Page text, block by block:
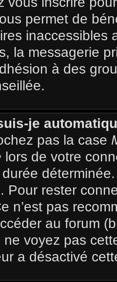
permet de
inaccessibles
la messagerie
à des
je
pas la case
lors de votre
Pour rester
n’est pas
au forum
ne voyez pas
a désactivé